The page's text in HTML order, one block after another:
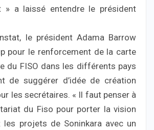
» a laissé entendre le président
le président Adama Barrow
pour le renforcement de la carte
du FISO dans les différents pays
de suggérer d’idée de création
les secrétaires. « Il faut penser à
du Fiso pour porter la vision
les projets de Soninkara avec un